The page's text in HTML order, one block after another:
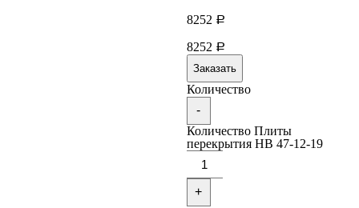
8252 Р
8252 Р
Заказать
Количество
-
Количество Плиты
перекрытия НВ 47-12-19
+